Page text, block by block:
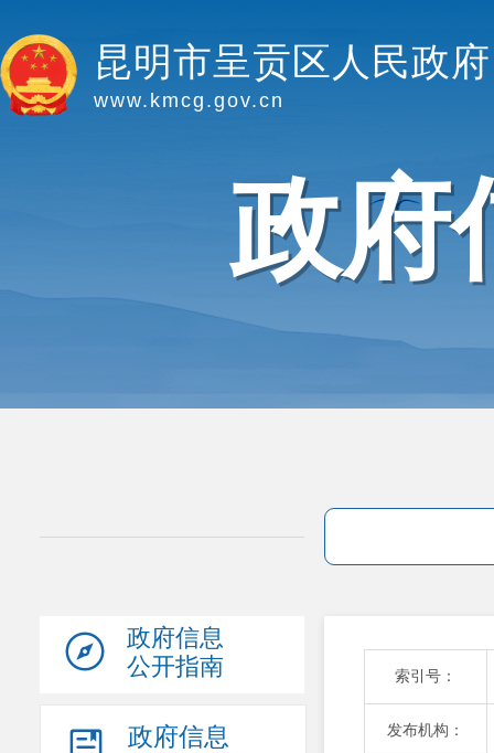
昆明市呈贡区人民政府
www.kmcg.gov.cn
政府
政府信息
公开指南
政府信息
索引号：
发布机构：